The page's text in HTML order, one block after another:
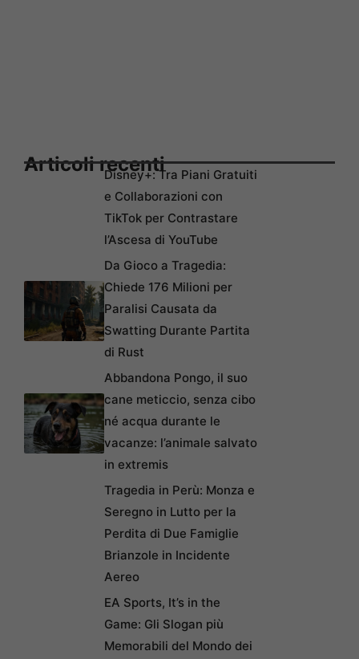
Articoli recentiDisney+: Tra Piani Gratuiti
e Collaborazioni con
TikTok per Contrastare
l’Ascesa di YouTube
Da Gioco a Tragedia:
Chiede 176 Milioni per
Paralisi Causata da
Swatting Durante Partita
di Rust
Abbandona Pongo, il suo
cane meticcio, senza cibo
né acqua durante le
vacanze: l’animale salvato
in extremis
Tragedia in Perù: Monza e
Seregno in Lutto per la
Perdita di Due Famiglie
Brianzole in Incidente
Aereo
EA Sports, It’s in the
Game: Gli Slogan più
Memorabili del Mondo dei